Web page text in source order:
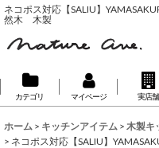
ネコポス対応【SALIU】
然木 木製
カテゴリ マイページ 実店舗
ホーム > キッチンアイテム > 木製キ
> ネコポス対応【SALIU】